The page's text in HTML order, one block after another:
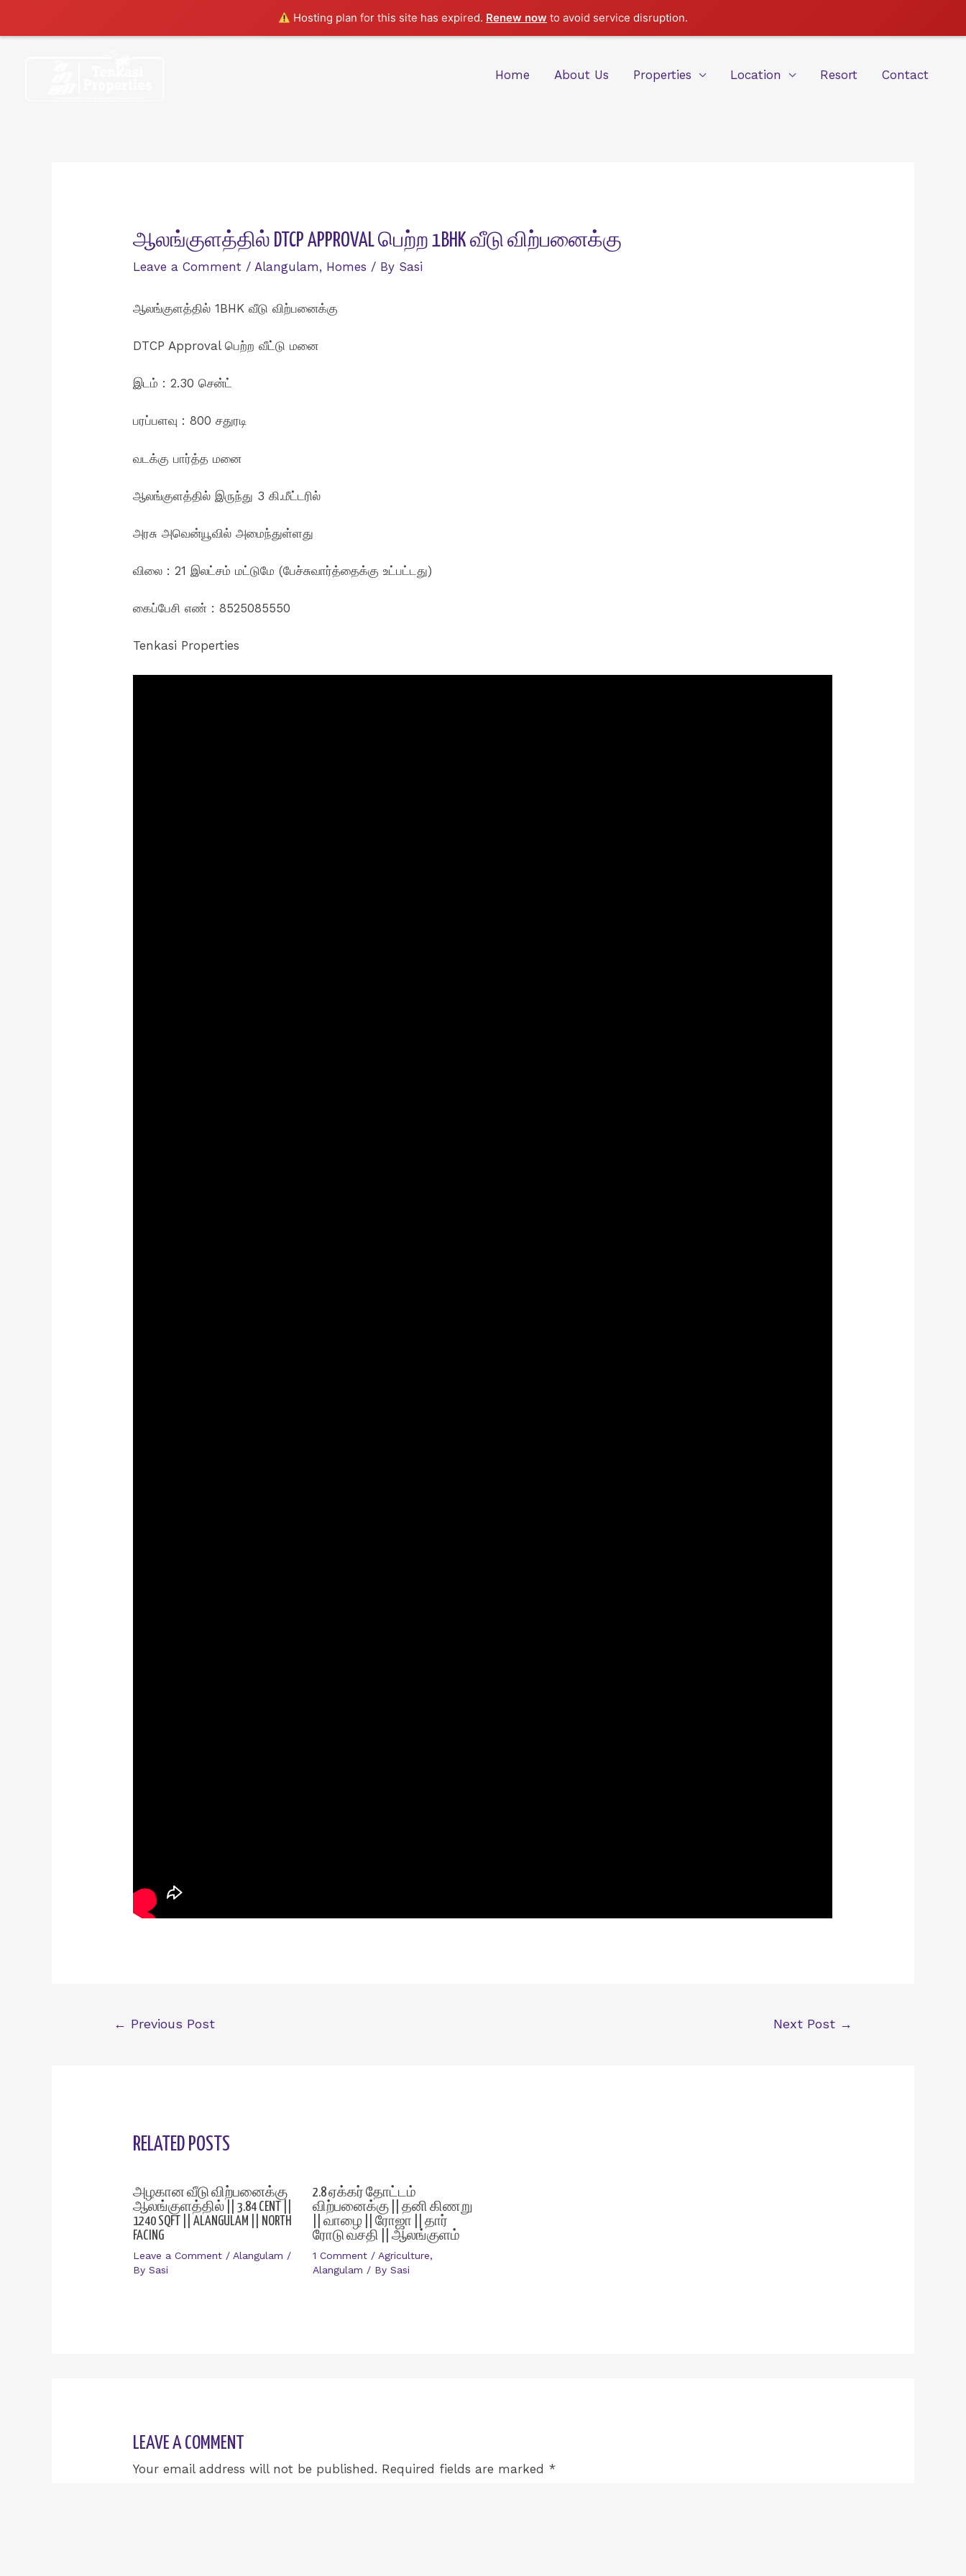
Hosting plan for this site has expired. Renew now to avoid service disruption.
Home About Us Properties Location Resort Contact
ஆலங்குளத்தில் DTCP APPROVAL பெற்ற 1BHK வீடு விற்பனைக்கு
Leave a Comment / Alangulam, Homes / By Sasi
ஆலங்குளத்தில் 1BHK வீடு விற்பனைக்கு
DTCP Approval பெற்ற வீட்டு மனை
இடம் : 2.30 சென்ட்
பரப்பளவு : 800 சதுரடி
வடக்கு பார்த்த மனை
ஆலங்குளத்தில் இருந்து 3 கி.மீட்டரில்
அரசு அவென்யூவில் அமைந்துள்ளது
விலை : 21 இலட்சம் மட்டுமே (பேச்சுவார்த்தைக்கு உட்பட்டது)
கைப்பேசி எண் : 8525085550
Tenkasi Properties
← Previous Post Next Post →
RELATED POSTS
அழகான வீடு விற்பனைக்கு
ஆலங்குளத்தில் || 3.84 CENT ||
1240 SQFT || ALANGULAM || NORTH
FACING
Leave a Comment / Alangulam /
BySasi
2.8 ஏக்கர் தோட்டம்
விற்பனைக்கு || தனி கிணறு
|| வாழை || ரோஜா || தார்
ரோடு வசதி || ஆலங்குளம்
1 Comment / Agriculture,
Alangulam / By Sasi
LEAVE A COMMENT
Your email address will not be published. Required fields are marked *